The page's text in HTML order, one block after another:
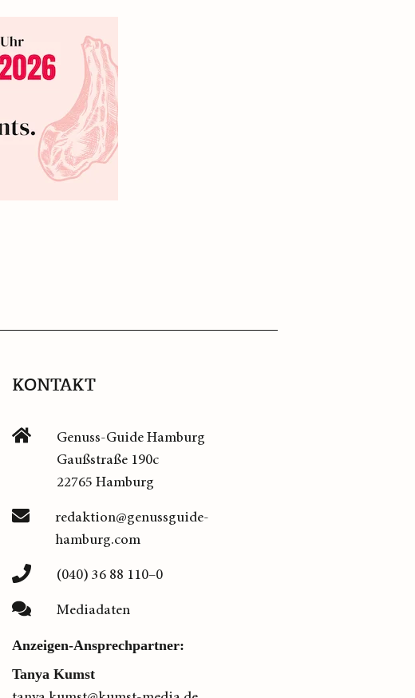
KONTAKT
Genuss-Guide Hamburg
Gaußstraße 190c
22765 Hamburg
redaktion@genussguide-
hamburg.com
(040) 36 88 110–0
Mediadaten
Anzeigen-Ansprechpartner:
Tanya Kumst